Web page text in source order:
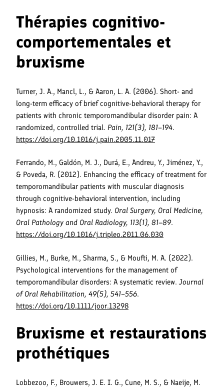
Thérapies cognitivo-
comportementales et
bruxisme
Turner, J. A., Mancl, L., & Aaron, L. A. (2006). Short- and
long-term efficacy of brief cognitive-behavioral therapy for
patients with chronic temporomandibular disorder pain: A
randomized, controlled trial. Pain, 121(3), 181–194.
https://doi.org/10.1016/j.pain.2005.11.017
Ferrando, M., Galdón, M. J., Durá, E., Andreu, Y., Jiménez, Y.,
& Poveda, R. (2012). Enhancing the efficacy of treatment for
temporomandibular patients with muscular diagnosis
through cognitive-behavioral intervention, including
hypnosis: A randomized study. Oral Surgery, Oral Medicine,
Oral Pathology and Oral Radiology, 113(1), 81–89.
https://doi.org/10.1016/j.tripleo.2011.06.030
Gillies, M., Burke, M., Sharma, S., & Moufti, M. A. (2022).
Psychological interventions for the management of
temporomandibular disorders: A systematic review. Journal
of Oral Rehabilitation, 49(5), 541–556.
https://doi.org/10.1111/joor.13298
Bruxisme et restaurations
prothétiques
Lobbezoo, F., Brouwers, J. E. I. G., Cune, M. S., & Naeije, M.